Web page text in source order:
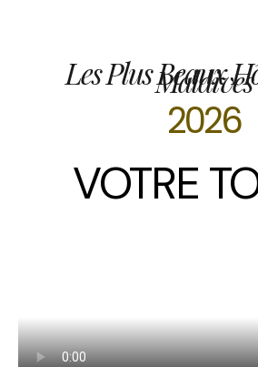
Les Plus Beaux
Maldives
2026
VOTRE